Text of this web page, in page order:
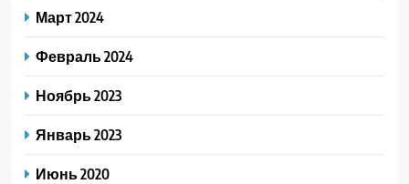
Март 2024
Февраль 2024
Ноябрь 2023
Январь 2023
Июнь 2020